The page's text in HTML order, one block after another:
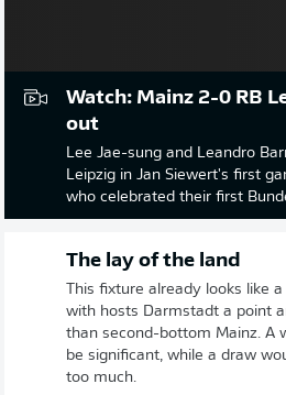
Watch: Mainz 2-0 RB
out
Lee Jae-sung and Leandro
Leipzig in Jan Siewert's first
who celebrated their first
The lay of the land
This fixture already looks like
with hosts Darmstadt a point
than second-bottom Mainz. A
be significant, while a draw
too much.